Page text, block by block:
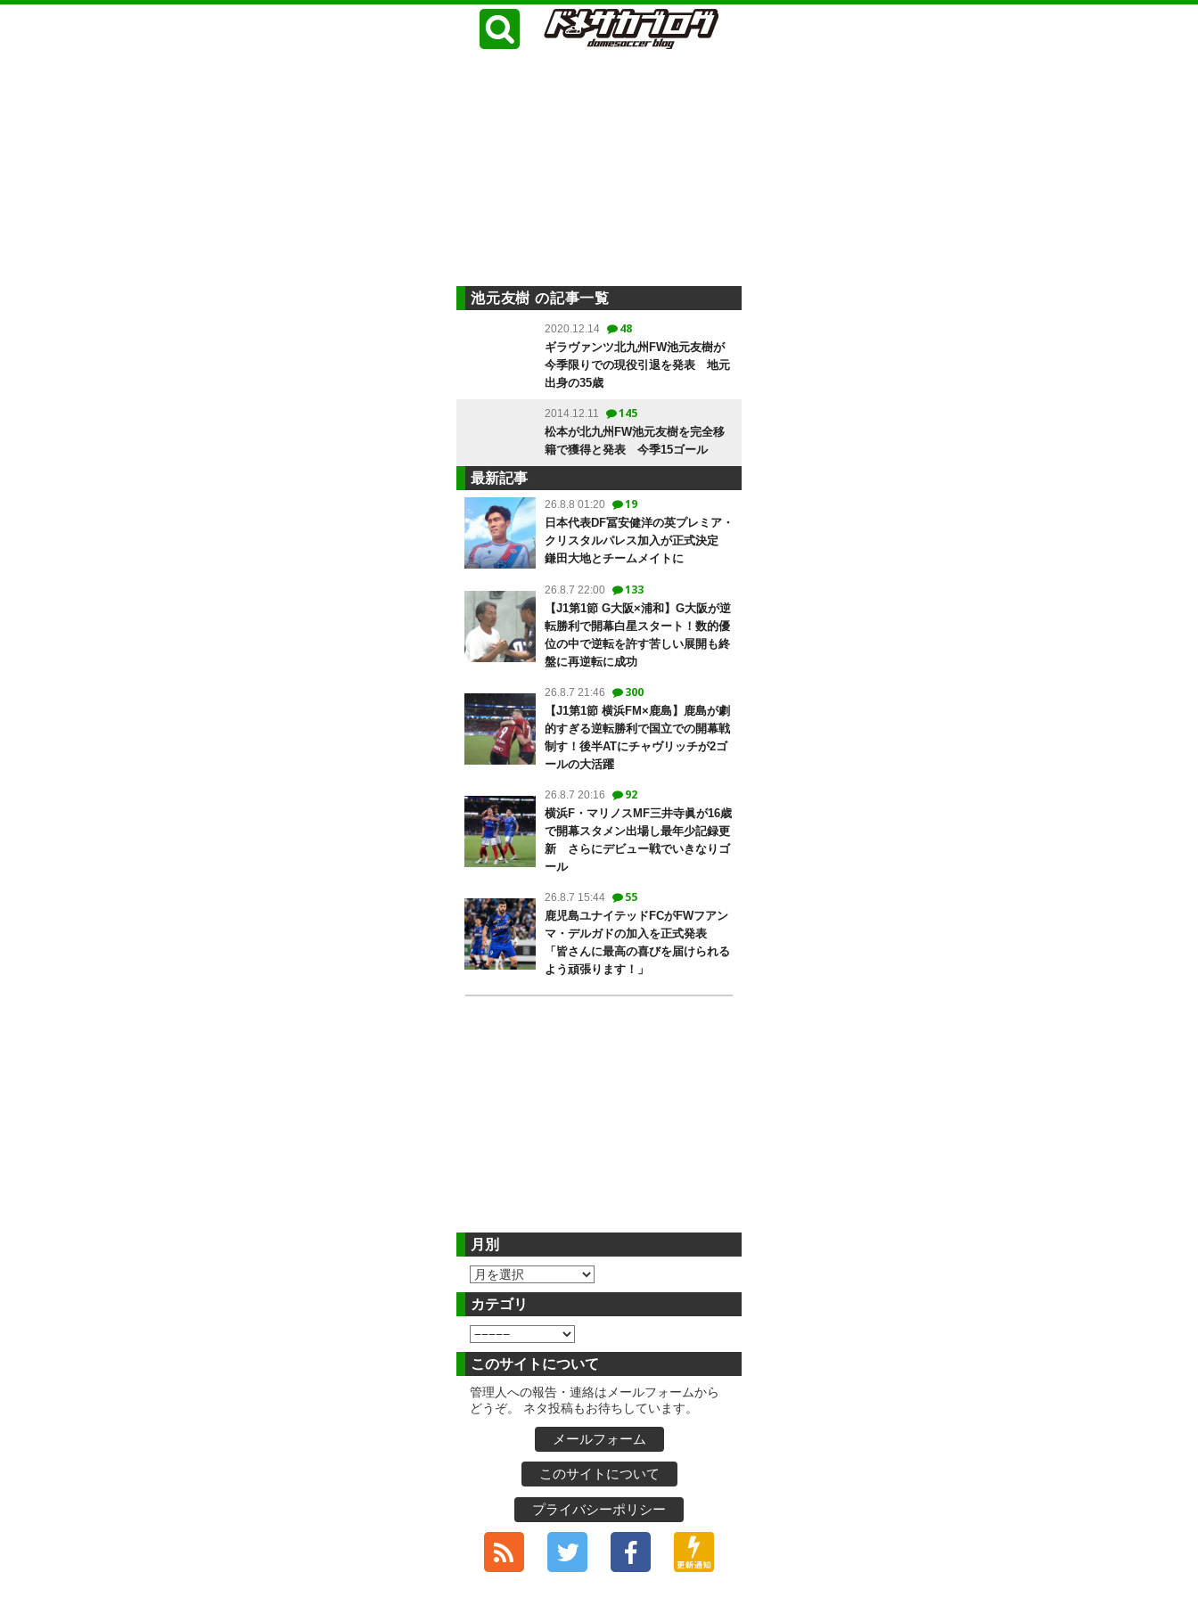
池元友樹 の記事一覧
2020.12.14 48
ギラヴァンツ北九州FW池元友樹が
今季限りでの現役引退を発表 地元
出身の35歳
2014.12.11 145
松本が北九州FW池元友樹を完全移
籍で獲得と発表 今季15ゴール
最新記事
26.8.8 01:20 19
日本代表DF冨安健洋の英プレミア・
クリスタルパレス加入が正式決定
鎌田大地とチームメイトに
26.8.7 22:00 133
【J1第1節 G大阪×浦和】G大阪が逆
転勝利で開幕白星スタート！数的優
位の中で逆転を許す苦しい展開も終
盤に再逆転に成功
26.8.7 21:46 300
【J1第1節 横浜FM×鹿島】鹿島が劇
的すぎる逆転勝利で国立での開幕戦
制す！後半ATにチャヴリッチが2ゴ
ールの大活躍
26.8.7 20:16 92
横浜F・マリノスMF三井寺眞が16歳
で開幕スタメン出場し最年少記録更
新 さらにデビュー戦でいきなりゴ
ール
26.8.7 15:44 55
鹿児島ユナイテッドFCがFWフアン
マ・デルガドの加入を正式発表
「皆さんに最高の喜びを届けられる
よう頑張ります！」
月別
カテゴリ
このサイトについて
管理人への報告・連絡はメールフォームから
どうぞ。 ネタ投稿もお待ちしています。
メールフォーム
このサイトについて
プライバシーポリシー